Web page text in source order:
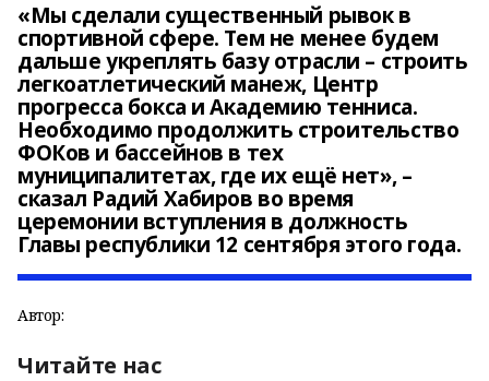
«Мы сделали существенный рывок в
спортивной сфере. Тем не менее будем
дальше укреплять базу отрасли – строить
легкоатлетический манеж, Центр
прогресса бокса и Академию тенниса.
Необходимо продолжить строительство
ФОКов и бассейнов в тех
муниципалитетах, где их ещё нет», –
сказал Радий Хабиров во время
церемонии вступления в должность
Главы республики 12 сентября этого года.
Автор:
Читайте нас